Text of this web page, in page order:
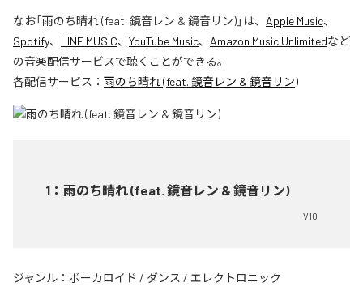
なお「雨のち晴れ (feat. 鏡音レン & 鏡音リン)」は、 Apple Music、
Spotify、 LINE MUSIC、 YouTube Music、 Amazon Music Unlimitedなど
の音楽配信サービスで聴くことができる。
各配信サービス： 雨のち晴れ (feat. 鏡音レン & 鏡音リン)
1 ： 雨のち晴れ (feat. 鏡音レン & 鏡音リン)
V10
ジャンル： ボーカロイド / ダンス / エレクトロニック